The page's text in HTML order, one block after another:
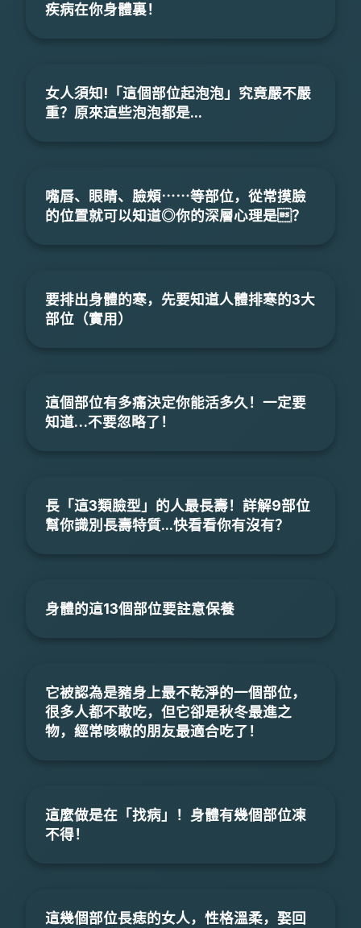
疾病在你身體裏！
女人須知!「這個部位起泡泡」究竟嚴不嚴
重？原來這些泡泡都是...
嘴唇、眼睛、臉頰⋯⋯等部位，從常摸臉
的位置就可以知道◎你的深層心理是？
要排出身體的寒，先要知道人體排寒的3大
部位（實用）
這個部位有多痛決定你能活多久！一定要
知道…不要忽略了！
長「這3類臉型」的人最長壽！詳解9部位
幫你識別長壽特質...快看看你有沒有？
身體的這13個部位要註意保養
它被認為是豬身上最不乾淨的一個部位，
很多人都不敢吃，但它卻是秋冬最進之
物，經常咳嗽的朋友最適合吃了！
這麼做是在「找病」！身體有幾個部位凍
不得！
這幾個部位長痣的女人，性格溫柔，娶回